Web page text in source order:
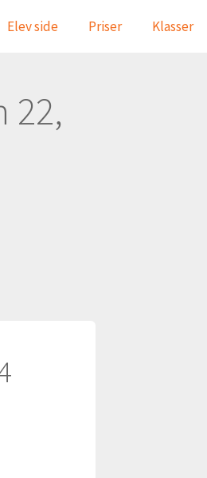
Elev side Priser Klasser
22,